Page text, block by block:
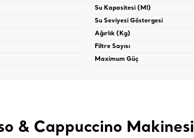
Su Kapasitesi (Ml)
Su Seviyesi Göstergesi
Ağırlık (Kg)
Filtre Sayısı
Maximum Güç
& Cappuccino Makinesi